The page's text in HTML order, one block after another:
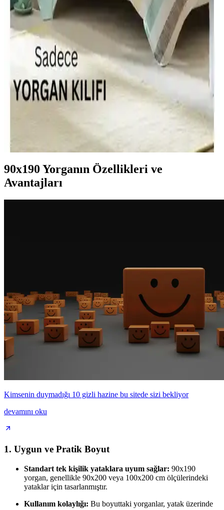
Alla Turca ve Misev Tek Kişilik Yorgan
Karşılaştırması: Özellikler ve Kullanıcı Yorumları
İki farklı tek kişilik yorgan modelini karşılaştırıyoruz. Alla Turca çift
taraflı silikon yorgan ve Misev silikon yorganın özellikleri, kullanıcı
yorumları ve avantajlarıyla ilgili detaylar burada.
Ely Parker Çift Yönlü Yorgan Kılıfı: Modern
Tasarım ve Kolay Bakım Özellikleriyle
Ely Parker çift yönlü yorgan kılıfı, 160x220 cm ölçüsü, pamuk-
polyester karışımı ve kolay ütülenebilir özelliğiyle modern yatak
odalarına uyum sağlar. Renk seçenekleriyle estetik ve dayanıklı
90x190 Yorganın Özellikleri ve
Avantajları
Kimsenin duymadığı 10 gizli hazine bu sitede sizi bekliyor
devamını oku
1. Uygun ve Pratik Boyut
Standart tek kişilik yataklara uyum sağlar: 90x190
yorgan, genellikle 90x200 veya 100x200 cm ölçülerindeki
yataklar için tasarlanmıştır.
Kullanım kolaylığı: Bu boyuttaki yorganlar, yatak üzerinde